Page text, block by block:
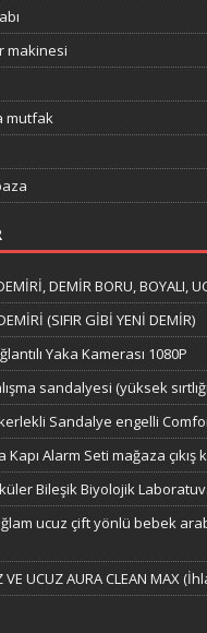
makinesi
mutfak
DEMİR BORU, BOYALI,
(SIFIR GİBİ YENİ DEMİR)
Yaka Kamerası 1080P
sandalyesi (yüksek
Sandalye engelli
Alarm Seti mağaza çıkış
Bileşik Biyolojik
ucuz çift yönlü bebek
VE UCUZ AURA CLEAN MAX